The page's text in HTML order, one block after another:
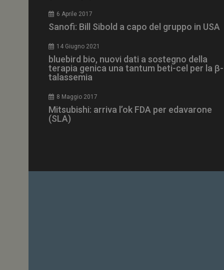
6 Aprile 2017
Sanofi: Bill Sibold a capo del gruppo in USA
14 Giugno 2021
bluebird bio, nuovi dati a sostegno della
terapia genica una tantum beti-cel per la β-
talassemia
8 Maggio 2017
Mitsubishi: arriva l’ok FDA per edavarone
(SLA)
YSC